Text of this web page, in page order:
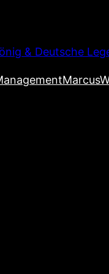
& Deutsche